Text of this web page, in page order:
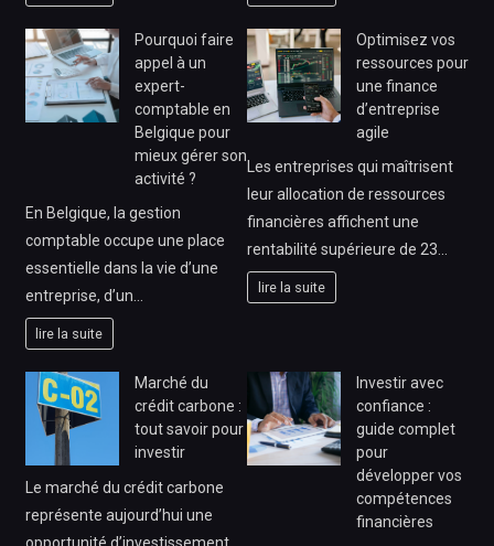
Pourquoi faire
appel à un
expert-
comptable en
Belgique pour
mieux gérer son
activité ?
En Belgique, la gestion
comptable occupe une place
essentielle dans la vie d’une
entreprise, d’un…
lire la suite
Optimisez vos
ressources pour
une finance
d’entreprise
agile
Les entreprises qui maîtrisent
leur allocation de ressources
financières affichent une
rentabilité supérieure de 23…
lire la suite
Marché du
crédit carbone :
tout savoir pour
investir
Le marché du crédit carbone
représente aujourd’hui une
opportunité d’investissement
Investir avec
confiance :
guide complet
pour
développer vos
compétences
financières